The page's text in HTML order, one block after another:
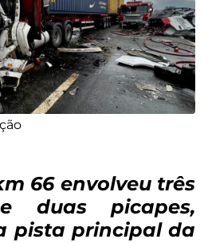
66 envolveu três
duas picapes,
pista principal da